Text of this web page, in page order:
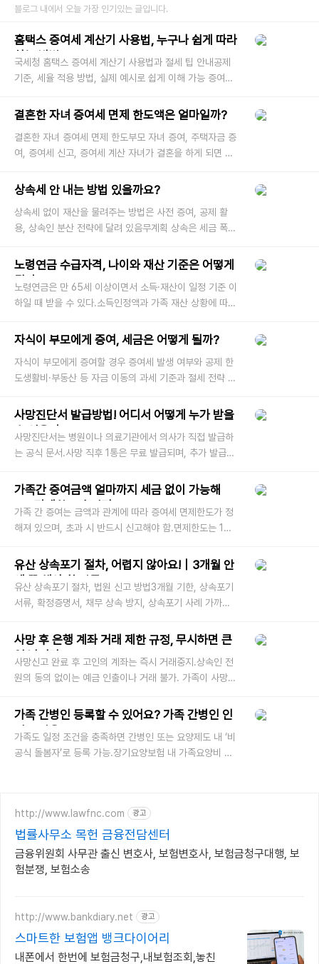
블로그 내에서 오늘 가장 인기있는 글입니다.
홈택스 증여세 계산기 사용법, 누구나 쉽게 따라
하는 방법
국세청 홈택스 증여세 계산기 사용법과 절세 팁 안내공제
기준, 세율 적용 방법, 실제 예시로 쉽게 이해 가능 증여를
얼마나 나올까?
결혼한 자녀 증여세 면제 한도액은 얼마일까?
결혼한 자녀 증여세 면제 한도부모 자녀 증여, 주택자금 증
여, 증여세 신고, 증여세 계산 자녀가 결혼을 하게 되면 부
고 싶은 경우가
상속세 안 내는 방법 있을까요?
상속세 없이 재산을 물려주는 방법은 사전 증여, 공제 활
용, 상속인 분산 전략에 달려 있음무계획 상속은 세금 폭탄
는 단어를 들으면
노령연금 수급자격, 나이와 재산 기준은 어떻게
될까?
노령연금은 만 65세 이상이면서 소득·재산이 일정 기준 이
하일 때 받을 수 있다.소득인정액과 가족 재산 상황에 따라
되면 다 받을
자식이 부모에게 증여, 세금은 어떻게 될까?
자식이 부모에게 증여할 경우 증여세 발생 여부와 공제 한
도생활비·부동산 등 자금 이동의 과세 기준과 절세 전략 안
경우를 떠올
사망진단서 발급방법! 어디서 어떻게 누가 받을
수 있을까?
사망진단서는 병원이나 의료기관에서 의사가 직접 발급하
는 공식 문서.사망 직후 1통은 무료 발급되며, 추가 발급
을 때, 가장 먼저 준
가족간 증여금액 얼마까지 세금 없이 가능해
요? 면제한도 총정리
가족 간 증여는 금액과 관계에 따라 증여세 면제한도가 정
해져 있으며, 초과 시 반드시 신고해야 함.면제한도는 10
가 부과될 수 있음. 자녀
유산 상속포기 절차, 어렵지 않아요!｜3개월 안
에 꼭 해야 할 것들
유산 상속포기 절차, 법원 신고 방법3개월 기한, 상속포기
서류, 확정증명서, 채무 상속 방지, 상속포기 사례 가까운
지 겹치면 참 막막
사망 후 은행 계좌 거래 제한 규정, 무시하면 큰
일 납니다
사망신고 완료 후 고인의 계좌는 즉시 거래중지.상속인 전
원의 동의 없이는 예금 인출이나 거래 불가. 가족이 사망한
하는 경우가 많습
가족 간병인 등록할 수 있어요? 가족 간병인 인
정 조건은?
가족도 일정 조건을 충족하면 간병인 또는 요양제도 내 ‘비
공식 돌봄자’로 등록 가능.장기요양보험 내 가족요양비 지
http://www.lawfnc.com 광고
법률사무소 목헌 금융전담센터
금융위원회 사무관 출신 변호사, 보험변호사, 보험금청구대행, 보
험분쟁, 보험소송
http://www.bankdiary.net 광고
스마트한 보험앱 뱅크다이어리
내폰에서 한번에 보험금청구,내보험조회,놓친